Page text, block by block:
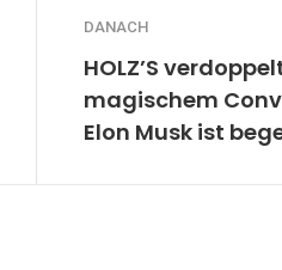
DANACH
HOLZ’S
magischem
Elon Musk ist